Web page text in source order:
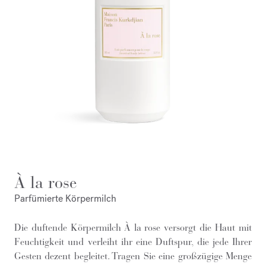
À la rose
Parfümierte Körpermilch
Die duftende Körpermilch À la rose versorgt die Haut mit
Feuchtigkeit und verleiht ihr eine Duftspur, die jede Ihrer
Gesten dezent begleitet. Tragen Sie eine großzügige Menge